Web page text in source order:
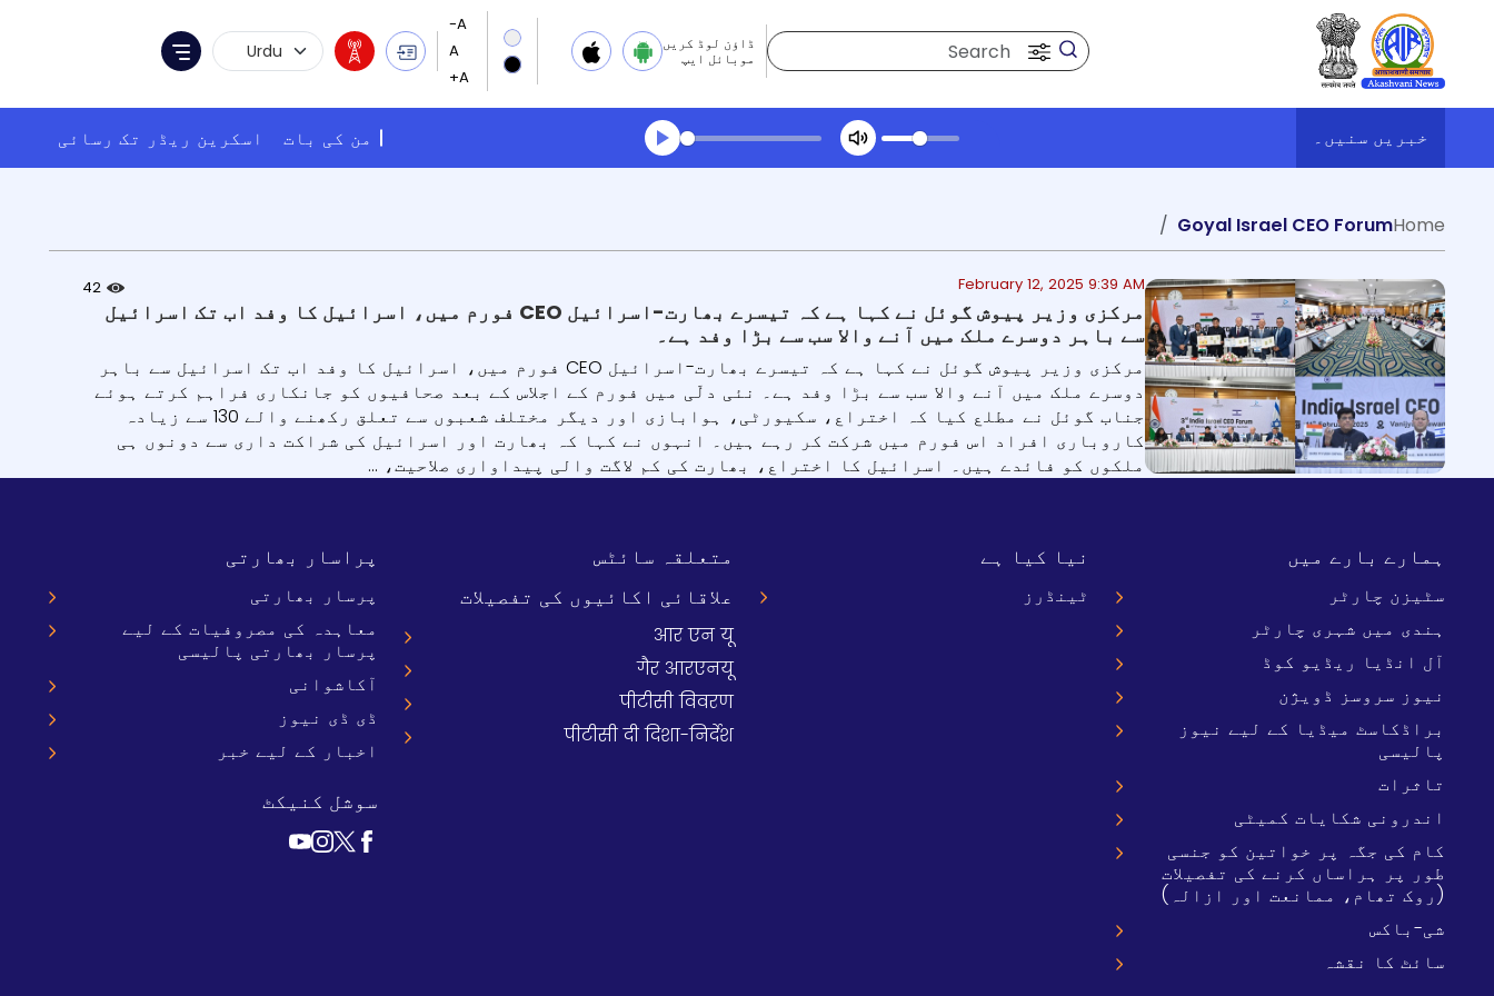
Social
Search
ڈاؤن لوڈ کریں
موبائل ایپ
Language Selection
Menu
خبریں سنیں۔ من کی بات
اسکرین ریڈر تک رسائی
Transcript summary
Home
Goyal Israel CEO Forum
February 12, 2025 9:39 AM
42
مرکزی وزیر پیوش گوئل نے کہا ہے کہ تیسرے بھارت-اسرائیل CEO فورم میں، اسرائیل کا وفد اب تک اسرائیل
سے باہر دوسرے ملک میں آنے والا سب سے بڑا وفد ہے۔
مرکزی وزیر پیوش گوئل نے کہا ہے کہ تیسرے بھارت-اسرائیل CEO فورم میں، اسرائیل کا وفد اب تک اسرائیل سے باہر
دوسرے ملک میں آنے والا سب سے بڑا وفد ہے۔ نئی دلّی میں فورم کے اجلاس کے بعد صحافیوں کو جانکاری فراہم کرتے ہوئے
جناب گوئل نے مطلع کیا کہ اختراع، سکیورٹی، ہوابازی اور دیگر مختلف شعبوں سے تعلق رکھنے والے 130 سے زیادہ
کاروباری افراد اس فورم میں شرکت کر رہے ہیں۔ انہوں نے کہا کہ بھارت اور اسرائیل کی شراکت داری سے دونوں ہی
ملکوں کو فائدے ہیں۔ اسرائیل کا اختراع، بھارت کی کم لاگت والی پیداواری صلاحیت، ...
ہمارے بارے میں
سٹیزن چارٹر
ہندی میں شہری چارٹر
آل انڈیا ریڈیو کوڈ
نیوز سروسز ڈویژن
براڈکاسٹ میڈیا کے لیے نیوز
پالیسی
تاثرات
اندرونی شکایات کمیٹی
کام کی جگہ پر خواتین کو جنسی
طور پر ہراساں کرنے کی تفصیلات
(روک تھام، ممانعت اور ازالہ)
شی-باکس
سائٹ کا نقشہ
نیا کیا ہے
ٹینڈرز
متعلقہ سائٹس
علاقائی اکائیوں کی تفصیلات
आर एन यू
गैर आरएनयू
पीटीसी विवरण
पीटीसी दी दिशा-निर्देश
پراسار بھارتی
پرسار بھارتی
معاہدہ کی مصروفیات کے لیے
پرسار بھارتی پالیسی
آکاشوانی
ڈی ڈی نیوز
اخبار کے لیے خبر
سوشل کنیکٹ